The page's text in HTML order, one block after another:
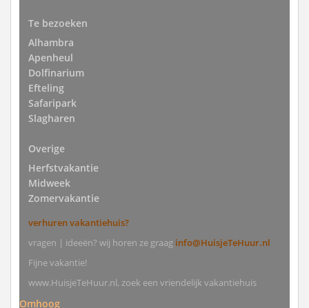
Te bezoeken
Alhambra
Apenheul
Dolfinarium
Efteling
Safaripark
Slagharen
Overige
Herfstvakantie
Midweek
Zomervakantie
verhuren vakantiehuis?
vragen | ideeën? wij horen ze graag info@HuisjeTeHuur.nl
Fijne vakantie!
www.HuisjeTeHuur.nl, zoek een vriendelijk vakantiehuis
Omhoog